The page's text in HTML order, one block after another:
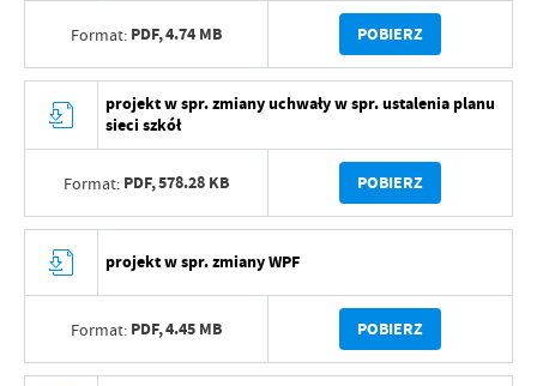
Format: PDF,4.74 MB POBIERZ
projekt w spr. zmiany uchwały w spr. ustalenia planu
sieci szkół
Format: PDF,578.28 KB POBIERZ
projekt w spr. zmiany WPF
Format: PDF,4.45 MB POBIERZ